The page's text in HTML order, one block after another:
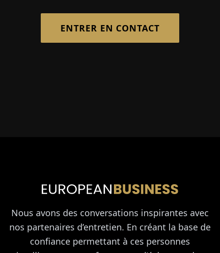
ENTRER EN CONTACT
Nous avons des conversations inspirantes avec
nos partenaires d’entretien. En créant la base de
confiance permettant à ces personnes